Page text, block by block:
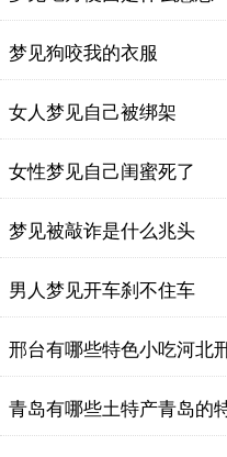
梦见狗咬我的衣服
女人梦见自己被绑架
女性梦见自己闺蜜死了
梦见被敲诈是什么兆头
男人梦见开车刹不住车
邢台有哪些特色小吃河北
青岛有哪些土特产青岛的